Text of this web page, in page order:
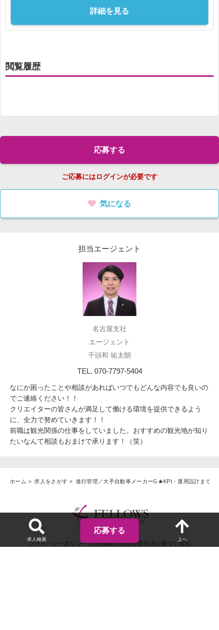
詳細を見る
閲覧履歴
求人検索
応募する
上へ
応募する
ご応募にはログインが必要です
気になる
担当エージェント
名古屋支社
エージェント
千頭和 祐太朗
TEL. 070-7797-5404
なにか困ったことや相談があればいつでもどんな内容でも良いの
でご連絡ください！！
クリエイターの皆さんが満足して働ける環境を提供できるよう
に、全力で努めていきます！！
前職は観光関係の仕事をしていました。おすすめの観光地が知り
たいなんて相談もおまけで承ります！（笑）
ホーム 求人をさがす 進行管理／大手自動車メーカーG★KPI・運用設計まで関
プライバシーポリシー| 利用規約| 特定商取引法に基づく表示